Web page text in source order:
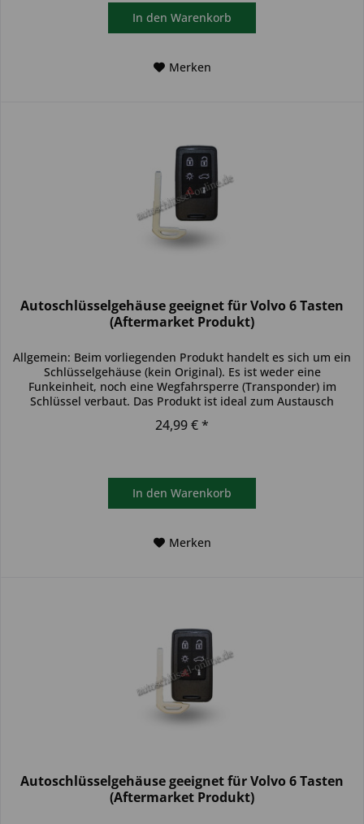
In den Warenkorb
Merken
Autoschlüsselgehäuse geeignet für Volvo 6 Tasten
(Aftermarket Produkt)
Allgemein: Beim vorliegenden Produkt handelt es sich um ein
Schlüsselgehäuse (kein Original). Es ist weder eine
Funkeinheit, noch eine Wegfahrsperre (Transponder) im
Schlüssel verbaut. Das Produkt ist ideal zum Austausch
24,99 € *
In den Warenkorb
Merken
Autoschlüsselgehäuse geeignet für Volvo 6 Tasten
(Aftermarket Produkt)